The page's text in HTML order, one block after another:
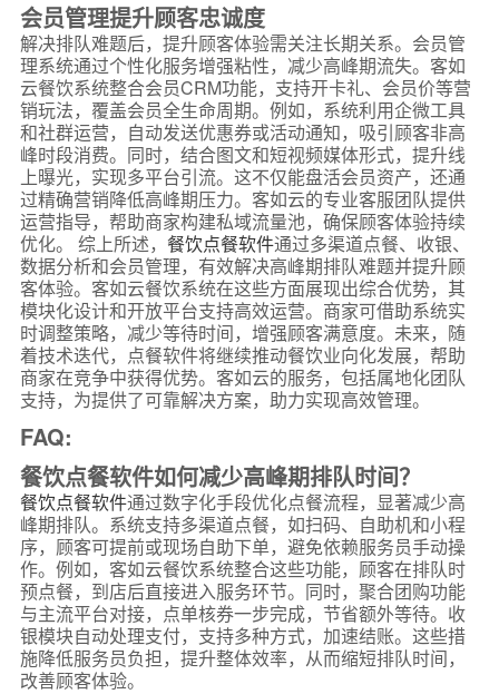
会员管理提升顾客忠诚度
解决排队难题后，提升顾客体验需关注长期关系。会员管
理系统通过个性化服务增强粘性，减少高峰期流失。客如
云餐饮系统整合会员CRM功能，支持开卡礼、会员价等营
销玩法，覆盖会员全生命周期。例如，系统利用企微工具
和社群运营，自动发送优惠券或活动通知，吸引顾客非高
峰时段消费。同时，结合图文和短视频媒体形式，提升线
上曝光，实现多平台引流。这不仅能盘活会员资产，还通
过精确营销降低高峰期压力。客如云的专业客服团队提供
运营指导，帮助商家构建私域流量池，确保顾客体验持续
优化。 综上所述， 餐饮点餐软件通过多渠道点餐、收银、
数据分析和会员管理，有效解决高峰期排队难题并提升顾
客体验。客如云餐饮系统在这些方面展现出综合优势，其
模块化设计和开放平台支持高效运营。商家可借助系统实
时调整策略，减少等待时间，增强顾客满意度。未来，随
着技术迭代，点餐软件将继续推动餐饮业向化发展，帮助
商家在竞争中获得优势。客如云的服务，包括属地化团队
支持，为提供了可靠解决方案，助力实现高效管理。
FAQ:
餐饮点餐软件如何减少高峰期排队时间？
餐饮点餐软件通过数字化手段优化点餐流程，显著减少高
峰期排队。系统支持多渠道点餐，如扫码、自助机和小程
序，顾客可提前或现场自助下单，避免依赖服务员手动操
作。例如，客如云餐饮系统整合这些功能，顾客在排队时
预点餐，到店后直接进入服务环节。同时，聚合团购功能
与主流平台对接，点单核券一步完成，节省额外等待。收
银模块自动处理支付，支持多种方式，加速结账。这些措
施降低服务员负担，提升整体效率，从而缩短排队时间，
改善顾客体验。